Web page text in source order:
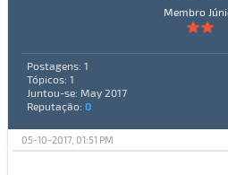
Membro
Postagens: 1
Tópicos: 1
Juntou-se: May 2017
Reputação: 0
05-10-2017, 01:51 PM